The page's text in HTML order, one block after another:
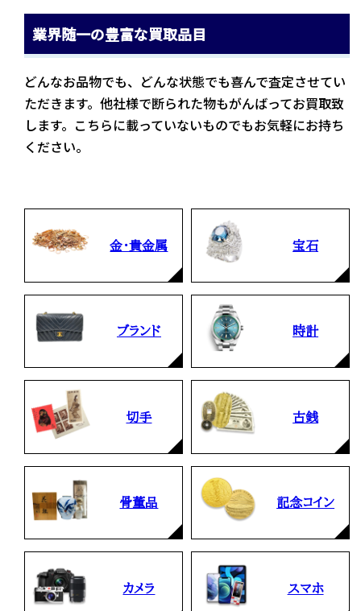
業界随一の豊富な買取品目
どんなお品物でも、どんな状態でも喜んで査定させてい
ただきます。他社様で断られた物もがんばってお買取致
します。こちらに載っていないものでもお気軽にお持ち
ください。
金・貴金属 宝石
ブランド 時計
切手 古銭
骨董品 記念コイン
カメラ スマホ